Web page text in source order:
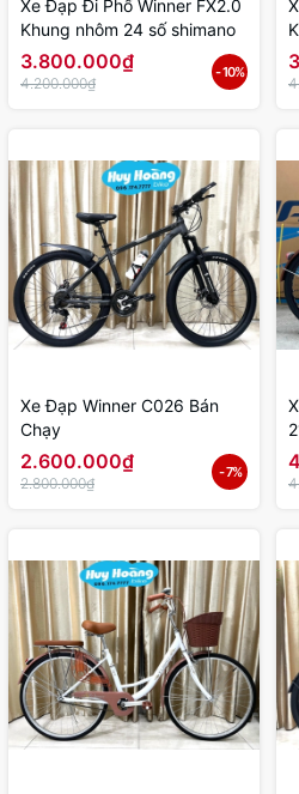
Xe Đạp Đi Phố Winner FX2.0
Khung nhôm 24 số shimano
3.800.000₫
4.200.000₫
- 10%
Xe Đạp Winner C026 Bán
Chạy
2.600.000₫
2.800.000₫
- 7%